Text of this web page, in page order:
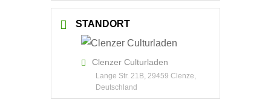
STANDORT
Clenzer Culturladen
Lange Str. 21B, 29459 Clenze,
Deutschland